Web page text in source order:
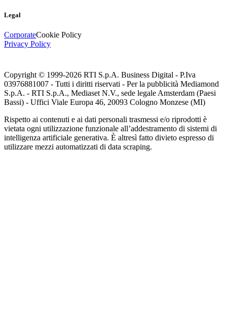
Legal
CorporateCookie Policy
Privacy Policy
Copyright © 1999-2026 RTI S.p.A. Business Digital - P.Iva
03976881007 - Tutti i diritti riservati - Per la pubblicità Mediamond
S.p.A. - RTI S.p.A., Mediaset N.V., sede legale Amsterdam (Paesi
Bassi) - Uffici Viale Europa 46, 20093 Cologno Monzese (MI)
Rispetto ai contenuti e ai dati personali trasmessi e/o riprodotti è
vietata ogni utilizzazione funzionale all’addestramento di sistemi di
intelligenza artificiale generativa. È altresì fatto divieto espresso di
utilizzare mezzi automatizzati di data scraping.